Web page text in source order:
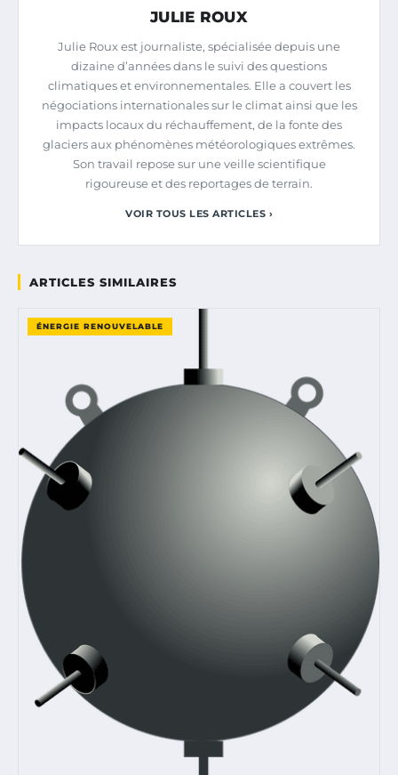
JULIE ROUX
Julie Roux est journaliste, spécialisée depuis une
dizaine d’années dans le suivi des questions
climatiques et environnementales. Elle a couvert les
négociations internationales sur le climat ainsi que les
impacts locaux du réchauffement, de la fonte des
glaciers aux phénomènes météorologiques extrêmes.
Son travail repose sur une veille scientifique
rigoureuse et des reportages de terrain.
VOIR TOUS LES ARTICLES ›
ARTICLES SIMILAIRES
ÉNERGIE RENOUVELABLE